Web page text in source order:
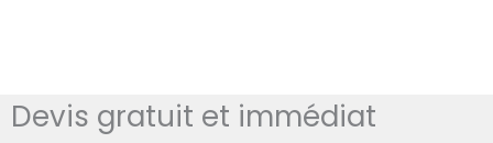
Devis gratuit et immédiat